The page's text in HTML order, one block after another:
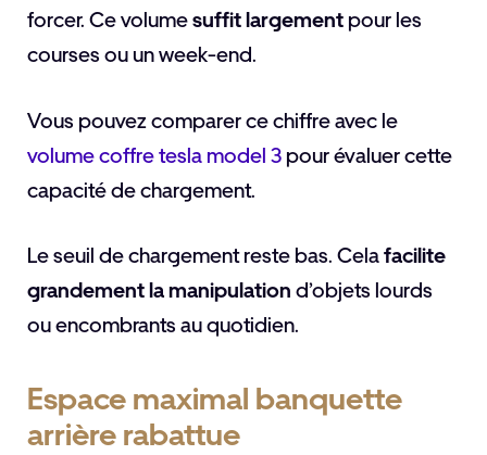
forcer. Ce volumesuffit largement pour les
courses ou un week-end.
Vous pouvez comparer ce chiffre avec le
volume coffre tesla model 3 pour évaluer cette
capacité de chargement.
Le seuil de chargement reste bas. Celafacilite
grandement la manipulation d’objets lourds
ou encombrants au quotidien.
Espace maximal banquette
arrière rabattue